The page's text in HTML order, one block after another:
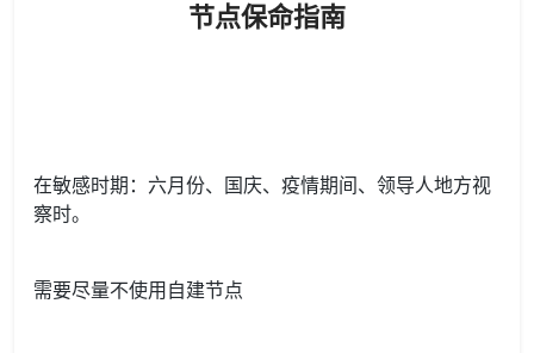
节点保命指南
在敏感时期：六月份、国庆、疫情期间、领导人地方视
察时。
需要尽量不使用自建节点